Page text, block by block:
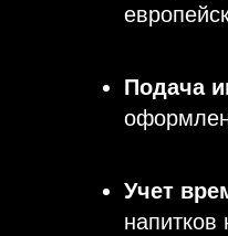
Подача
Учет
напитков